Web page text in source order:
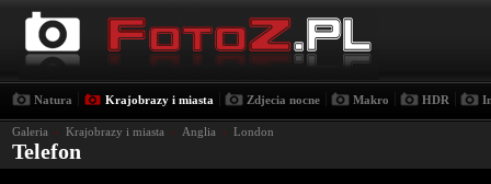
Natura Krajobrazy i miasta Zdjecia nocne Makro HDR
Galeria › Krajobrazy i miasta › Anglia › London
Telefon